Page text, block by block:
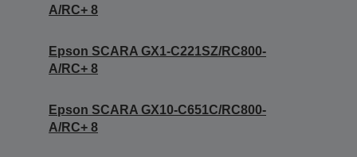
A/RC+ 8
Epson SCARA GX1-C221SZ/RC800-
A/RC+ 8
Epson SCARA GX10-C651C/RC800-
A/RC+ 8